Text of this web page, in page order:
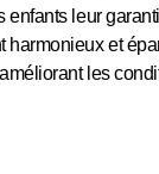
enfants leur
harmonieux et
les